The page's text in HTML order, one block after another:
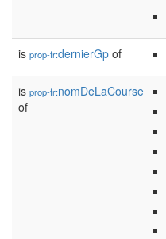
is prop-fr:dernierGp of
is prop-fr:nomDeLaCourse
of